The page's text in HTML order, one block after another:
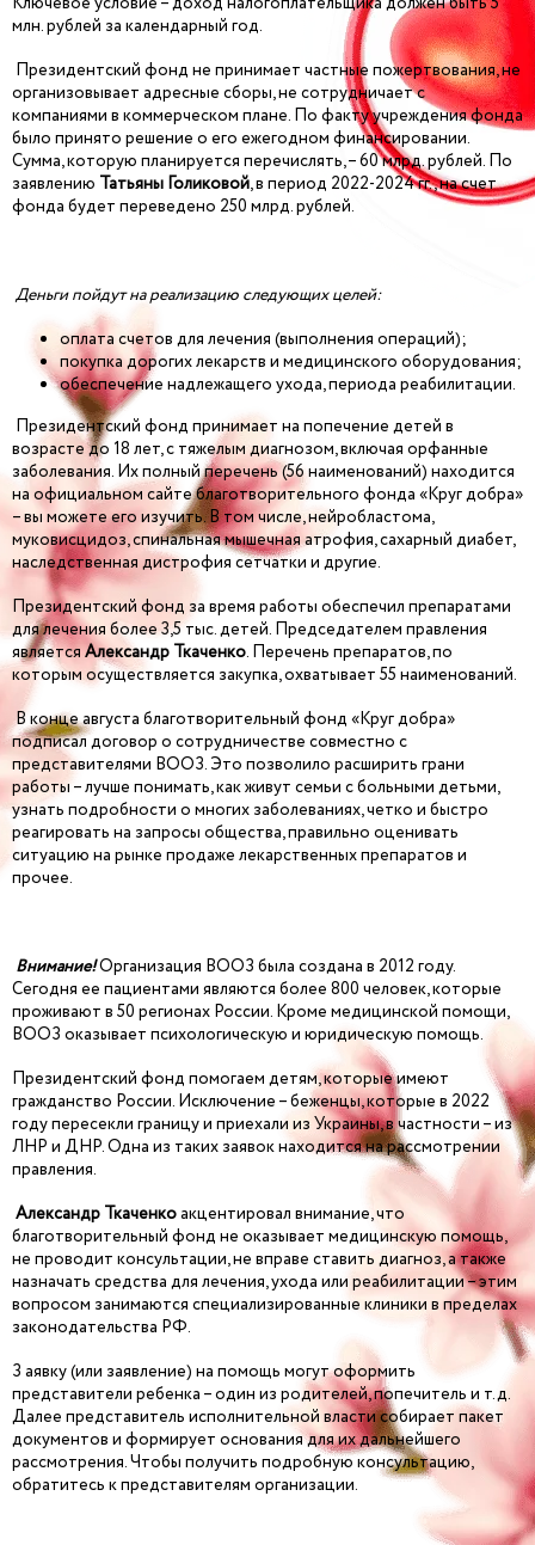
млн. рублей за календарный год.
Президентский фонд не принимает частные пожертвования, не
организовывает адресные сборы, не сотрудничает с
компаниями в коммерческом плане. По факту учреждения фонда
было принято решение о его ежегодном финансировании.
Сумма, которую планируется перечислять, – 60 млрд. рублей. По
заявлению Татьяны Голиковой, в период 2022-2024 гг., на счет
фонда будет переведено 250 млрд. рублей.
Деньги пойдут на реализацию следующих целей:
оплата счетов для лечения (выполнения операций);
покупка дорогих лекарств и медицинского оборудования;
обеспечение надлежащего ухода, периода реабилитации.
Президентский фонд принимает на попечение детей в
возрасте до 18 лет, с тяжелым диагнозом, включая орфанные
заболевания. Их полный перечень (56 наименований) находится
на официальном сайте благотворительного фонда «Круг добра»
– вы можете его изучить. В том числе, нейробластома,
муковисцидоз, спинальная мышечная атрофия, сахарный диабет,
наследственная дистрофия сетчатки и другие.
Президентский фонд за время работы обеспечил препаратами
для лечения более 3,5 тыс. детей. Председателем правления
являетсяАлександр Ткаченко. Перечень препаратов, по
которым осуществляется закупка, охватывает 55 наименований.
В конце августа благотворительный фонд «Круг добра»
подписал договор о сотрудничестве совместно с
представителями ВООЗ. Это позволило расширить грани
работы – лучше понимать, как живут семьи с больными детьми,
узнать подробности о многих заболеваниях, четко и быстро
реагировать на запросы общества, правильно оценивать
ситуацию на рынке продаже лекарственных препаратов и
прочее.
Внимание!Организация ВООЗ была создана в 2012 году.
Сегодня ее пациентами являются более 800 человек, которые
проживают в 50 регионах России. Кроме медицинской помощи,
ВООЗ оказывает психологическую и юридическую помощь.
Президентский фонд помогаем детям, которые имеют
гражданство России. Исключение – беженцы, которые в 2022
году пересекли границу и приехали из Украины, в частности – из
ЛНР и ДНР. Одна из таких заявок находится на рассмотрении
правления.
Александр Ткаченкоакцентировал внимание, что
благотворительный фонд не оказывает медицинскую помощь,
не проводит консультации, не вправе ставить диагноз, а также
назначать средства для лечения, ухода или реабилитации – этим
вопросом занимаются специализированные клиники в пределах
законодательства РФ.
З аявку (или заявление) на помощь могут оформить
представители ребенка – один из родителей, попечитель и т.д.
Далее представитель исполнительной власти собирает пакет
документов и формирует основания для их дальнейшего
рассмотрения. Чтобы получить подробную консультацию,
обратитесь к представителям организации.